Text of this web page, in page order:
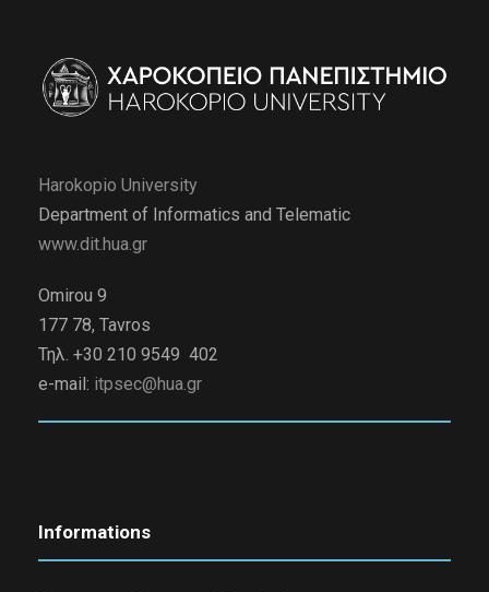
Harokopio University
Department of Informatics and Telematic
www.dit.hua.gr
Omirou 9
177 78, Tavros
Τηλ. +30 210 9549 402
e-mail: itpsec@hua.gr
Informations